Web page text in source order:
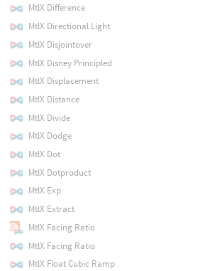
MtlX Difference
MtlX Directional Light
MtlX Disjointover
MtlX Disney Principled
MtlX Displacement
MtlX Distance
MtlX Divide
MtlX Dodge
MtlX Dot
MtlX Dotproduct
MtlX Exp
MtlX Extract
MtlX Facing Ratio
MtlX Facing Ratio
MtlX Float Cubic Ramp